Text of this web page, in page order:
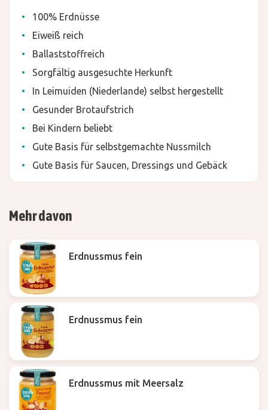
100% Erdnüsse
Eiweiß reich
Ballaststoffreich
Sorgfältig ausgesuchte Herkunft
In Leimuiden (Niederlande) selbst hergestellt
Gesunder Brotaufstrich
Bei Kindern beliebt
Gute Basis für selbstgemachte Nussmilch
Gute Basis für Saucen, Dressings und Gebäck
Mehr davon
Erdnussmus fein
Erdnussmus fein
Erdnussmus mit Meersalz